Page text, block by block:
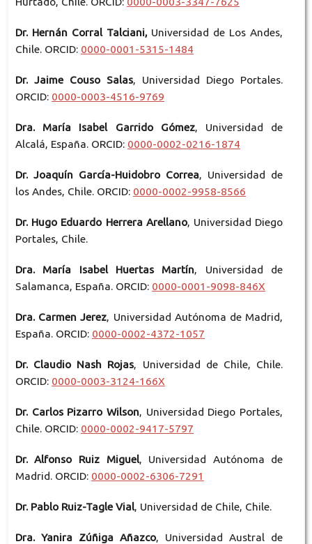
Dr. Hernán Corral Talciani, Universidad de Los Andes,
Chile. ORCID: 0000-0001-5315-1484
Dr. Jaime Couso Salas, Universidad Diego Portales.
ORCID: 0000-0003-4516-9769
Dra. María Isabel Garrido Gómez, Universidad de
Alcalá, España. ORCID: 0000-0002-0216-1874
Dr. Joaquín García-Huidobro Correa, Universidad de
los Andes, Chile. ORCID: 0000-0002-9958-8566
Dr. Hugo Eduardo Herrera Arellano, Universidad Diego
Portales, Chile.
Dra. María Isabel Huertas Martín, Universidad de
Salamanca, España. ORCID: 0000-0001-9098-846X
Dra. Carmen Jerez, Universidad Autónoma de Madrid,
España. ORCID: 0000-0002-4372-1057
Dr. Claudio Nash Rojas, Universidad de Chile, Chile.
ORCID: 0000-0003-3124-166X
Dr. Carlos Pizarro Wilson, Universidad Diego Portales,
Chile. ORCID: 0000-0002-9417-5797
Dr. Alfonso Ruiz Miguel, Universidad Autónoma de
Madrid. ORCID: 0000-0002-6306-7291
Dr. Pablo Ruiz-Tagle Vial, Universidad de Chile, Chile.
Dra. Yanira Zúñiga Añazco, Universidad Austral de